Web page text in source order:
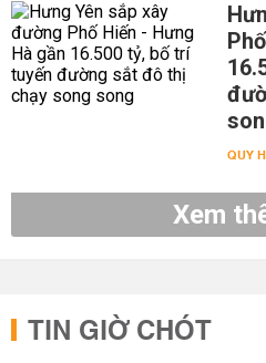
QUY
Xem
TIN GIỜ CHÓT